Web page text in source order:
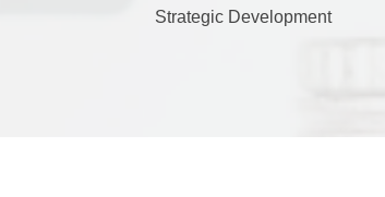
Strategic Development